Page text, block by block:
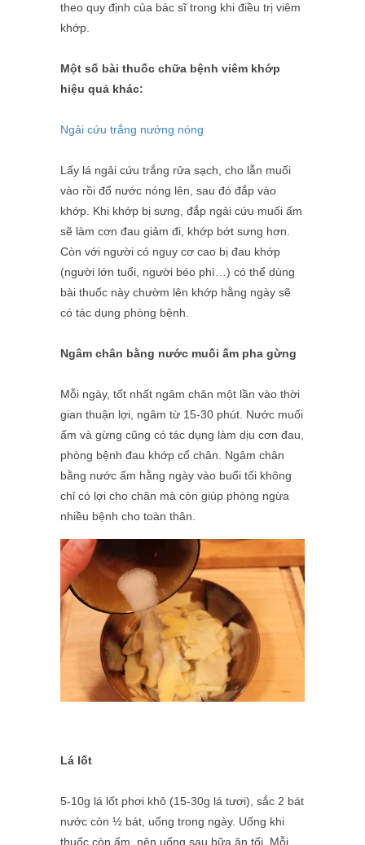
theo quy định của bác sĩ trong khi điều trị viêm
khớp.
Một số bài thuốc chữa bệnh viêm khớp
hiệu quả khác:
Ngải cứu trắng nướng nóng
Lấy lá ngải cứu trắng rửa sạch, cho lẫn muối
vào rồi đổ nước nóng lên, sau đó đắp vào
khớp. Khi khớp bị sưng, đắp ngải cứu muối ấm
sẽ làm cơn đau giảm đi, khớp bớt sưng hơn.
Còn với người có nguy cơ cao bị đau khớp
(người lớn tuổi, người béo phì…) có thể dùng
bài thuốc này chườm lên khớp hằng ngày sẽ
có tác dụng phòng bệnh.
Ngâm chân bằng nước muối ấm pha gừng
Mỗi ngày, tốt nhất ngâm chân một lần vào thời
gian thuận lợi, ngâm từ 15-30 phút. Nước muối
ấm và gừng cũng có tác dụng làm dịu cơn đau,
phòng bệnh đau khớp cổ chân. Ngâm chân
bằng nước ấm hằng ngày vào buổi tối không
chỉ có lợi cho chân mà còn giúp phòng ngừa
nhiều bệnh cho toàn thân.
Lá lốt
5-10g lá lốt phơi khô (15-30g lá tươi), sắc 2 bát
nước còn ½ bát, uống trong ngày. Uống khi
thuốc còn ấm, nên uống sau bữa ăn tối. Mỗi